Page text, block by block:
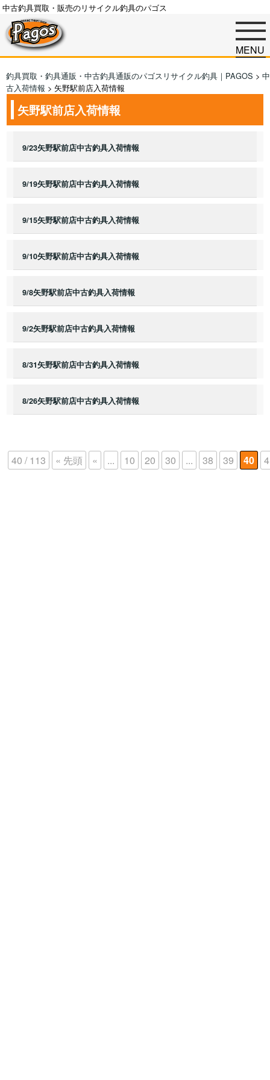
中古釣具買取・販売のリサイクル釣具のパゴス
MENU
釣具買取・釣具通販・中古釣具通販のパゴスリサイクル釣具｜PAGOS > 中
古入荷情報 > 矢野駅前店入荷情報
矢野駅前店入荷情報
9/23矢野駅前店中古釣具入荷情報
9/19矢野駅前店中古釣具入荷情報
9/15矢野駅前店中古釣具入荷情報
9/10矢野駅前店中古釣具入荷情報
9/8矢野駅前店中古釣具入荷情報
9/2矢野駅前店中古釣具入荷情報
8/31矢野駅前店中古釣具入荷情報
8/26矢野駅前店中古釣具入荷情報
40 / 113 « 先頭 « ... 10 20 30 ... 38 39 40